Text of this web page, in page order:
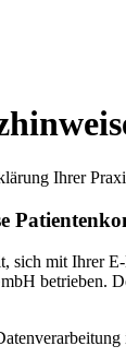
Ihrer
sich mit Ihrer
betrieben.